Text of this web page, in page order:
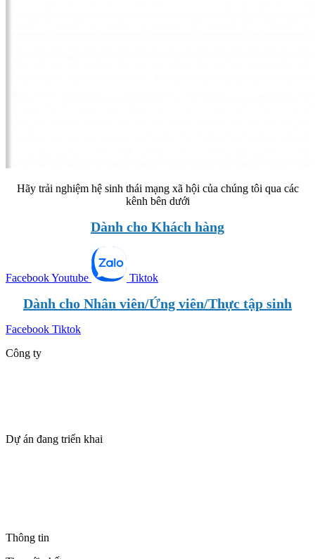
Hãy trải nghiệm hệ sinh thái mạng xã hội của chúng tôi qua các
kênh bên dưới
Dành cho Khách hàng
FacebookYoutube Tiktok
Dành cho Nhân viên/Ứng viên/Thực tập sinh
Facebook Tiktok
Công ty
Dự án đang triển khai
Thông tin